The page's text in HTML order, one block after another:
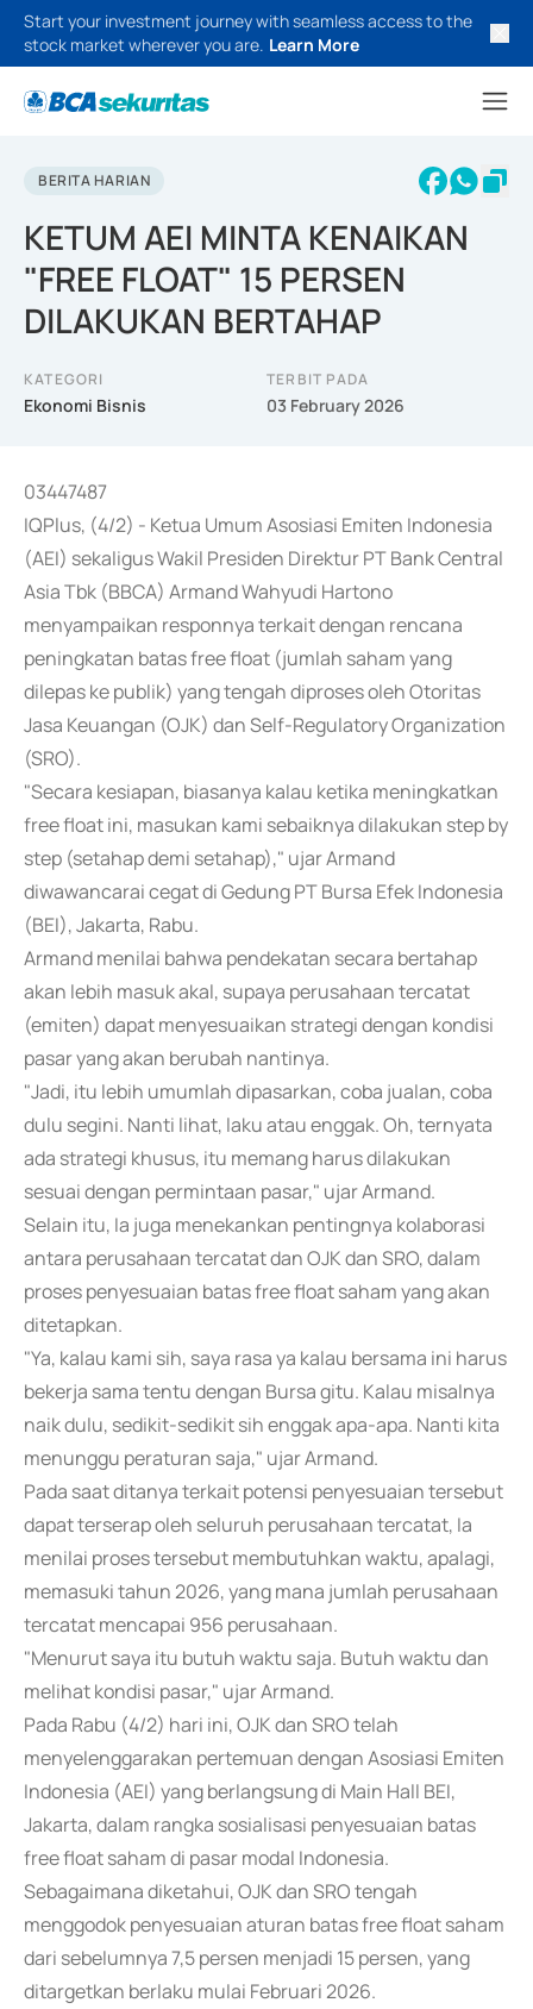
Start your investment journey with seamless access to the
stock market wherever you are. Learn More
BERITA HARIAN
KETUM AEI MINTA KENAIKAN
"FREE FLOAT" 15 PERSEN
DILAKUKAN BERTAHAP
KATEGORI
Ekonomi Bisnis
TERBIT PADA
03 February 2026
03447487
IQPlus, (4/2) - Ketua Umum Asosiasi Emiten Indonesia
(AEI) sekaligus Wakil Presiden Direktur PT Bank Central
Asia Tbk (BBCA) Armand Wahyudi Hartono
menyampaikan responnya terkait dengan rencana
peningkatan batas free float (jumlah saham yang
dilepas ke publik) yang tengah diproses oleh Otoritas
Jasa Keuangan (OJK) dan Self-Regulatory Organization
(SRO).
"Secara kesiapan, biasanya kalau ketika meningkatkan
free float ini, masukan kami sebaiknya dilakukan step by
step (setahap demi setahap)," ujar Armand
diwawancarai cegat di Gedung PT Bursa Efek Indonesia
(BEI), Jakarta, Rabu.
Armand menilai bahwa pendekatan secara bertahap
akan lebih masuk akal, supaya perusahaan tercatat
(emiten) dapat menyesuaikan strategi dengan kondisi
pasar yang akan berubah nantinya.
"Jadi, itu lebih umumlah dipasarkan, coba jualan, coba
dulu segini. Nanti lihat, laku atau enggak. Oh, ternyata
ada strategi khusus, itu memang harus dilakukan
sesuai dengan permintaan pasar," ujar Armand.
Selain itu, Ia juga menekankan pentingnya kolaborasi
antara perusahaan tercatat dan OJK dan SRO, dalam
proses penyesuaian batas free float saham yang akan
ditetapkan.
"Ya, kalau kami sih, saya rasa ya kalau bersama ini harus
bekerja sama tentu dengan Bursa gitu. Kalau misalnya
naik dulu, sedikit-sedikit sih enggak apa-apa. Nanti kita
menunggu peraturan saja," ujar Armand.
Pada saat ditanya terkait potensi penyesuaian tersebut
dapat terserap oleh seluruh perusahaan tercatat, Ia
menilai proses tersebut membutuhkan waktu, apalagi,
memasuki tahun 2026, yang mana jumlah perusahaan
tercatat mencapai 956 perusahaan.
"Menurut saya itu butuh waktu saja. Butuh waktu dan
melihat kondisi pasar," ujar Armand.
Pada Rabu (4/2) hari ini, OJK dan SRO telah
menyelenggarakan pertemuan dengan Asosiasi Emiten
Indonesia (AEI) yang berlangsung di Main Hall BEI,
Jakarta, dalam rangka sosialisasi penyesuaian batas
free float saham di pasar modal Indonesia.
Sebagaimana diketahui, OJK dan SRO tengah
menggodok penyesuaian aturan batas free float saham
dari sebelumnya 7,5 persen menjadi 15 persen, yang
ditargetkan berlaku mulai Februari 2026.